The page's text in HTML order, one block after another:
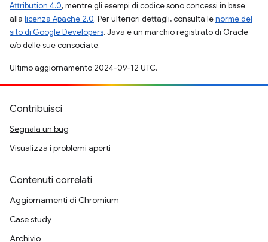
Attribution 4.0, mentre gli esempi di codice sono concessi in base
alla licenza Apache 2.0. Per ulteriori dettagli, consulta lenorme del
sito di Google Developers. Java è un marchio registrato di Oracle
e/o delle sue consociate.
Ultimo aggiornamento 2024-09-12 UTC.
Contribuisci
Segnala un bug
Visualizza i problemi aperti
Contenuti correlati
Aggiornamenti di Chromium
Case study
Archivio